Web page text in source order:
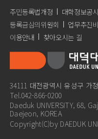
등록
병무
증명
학생
대학
전자
주민등록법개정
대학정보공시
등록금심의위원회
업무추진
이용안내
찾아오시는 길
34111 대전광역시 유성구 가
Tel.042-866-0200
Daeduk UNIVERSITY, 68,
Daejeon, KOREA
Copyright(C)by DAEDUK